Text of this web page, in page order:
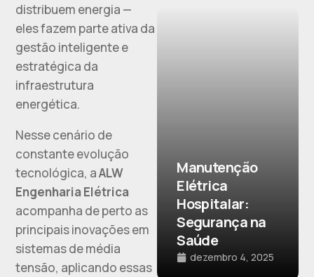
distribuem energia —
eles fazem parte ativa da
gestão inteligente e
estratégica da
infraestrutura
energética.
Nesse cenário de
constante evolução
tecnológica, aALW
Engenharia Elétrica
acompanha de perto as
principais inovações em
sistemas de média
tensão, aplicando essas
Manutenção
Elétrica
Hospitalar:
Segurança na
Saúde
dezembro 4, 2025